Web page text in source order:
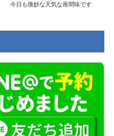
今日も微妙な天気な座間味です